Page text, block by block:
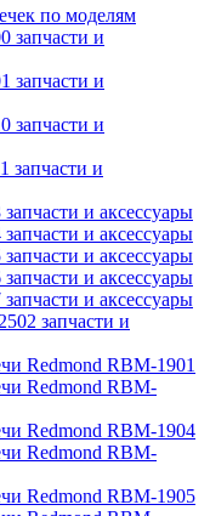
по моделям
запчасти и
запчасти и
запчасти и
запчасти и
и аксессуары
и аксессуары
и аксессуары
и аксессуары
и аксессуары
запчасти и
Redmond RBM-1901
Redmond RBM-
Redmond RBM-1904
Redmond RBM-
Redmond RBM-1905